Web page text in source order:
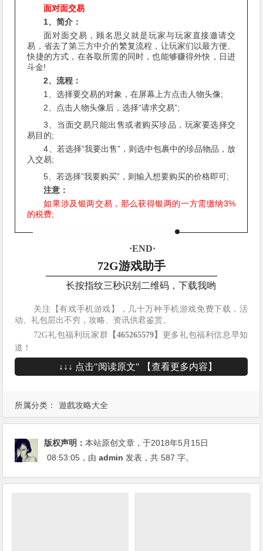
所属分类： 遊戲攻略大全
面对面交易
1、简介：
面对面交易，顾名思义就是玩家与玩家直接邀请交
易，省去了第三方中介的繁复流程，让玩家们以最方便、
快捷的方式，在各取所需的同时，也能够赚得外快，日进
斗金!
2、流程：
1、选择要交易的对象，在屏幕上方点击人物头像;
2、点击人物头像后，选择“请求交易”;
3、当面交易只能出售或者购买珍品，玩家要选择交
易目的;
4、若选择”我要出售”，则选中包裹中的珍品物品，放
入交易;
5、若选择”我要购买”，则输入想要购买的价格即可;
注意：
如果涉及银两交易，那么获得银两的一方需缴纳3%
的税费;
·END·
72G游戏助手
长按指纹三秒识别二维码，下载我哟
关注【有戏手机游戏】，几十万种手机游戏免费下载，活
动、礼包层出不穷，攻略、资讯供君鉴赏。
72G礼包福利玩家群 【465265579】 更多礼包福利信息早知
道！
↓↓↓ 点击"阅读原文" 【查看更多内容】
版权声明：本站原创文章，于2018年5月15日
08:53:05 ，由admin 发表，共 587 字。